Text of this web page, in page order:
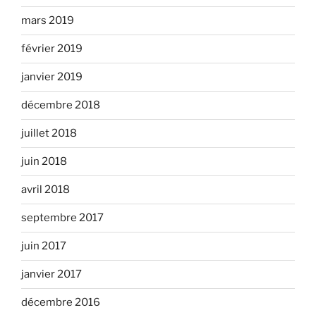
mars 2019
février 2019
janvier 2019
décembre 2018
juillet 2018
juin 2018
avril 2018
septembre 2017
juin 2017
janvier 2017
décembre 2016